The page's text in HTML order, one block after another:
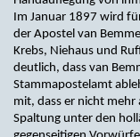
Im Januar 1897 wird
der Apostel van
Krebs, Niehaus und
deutlich, dass van
Stammapostelamt
mit, dass er nicht
Spaltung unter den